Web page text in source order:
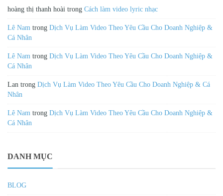
hoàng thị thanh hoài trong Cách làm video lyric nhạc
Lê Nam trong Dịch Vụ Làm Video Theo Yêu Cầu Cho Doanh Nghiệp &
Cá Nhân
Lê Nam trong Dịch Vụ Làm Video Theo Yêu Cầu Cho Doanh Nghiệp &
Cá Nhân
Lan trong Dịch Vụ Làm Video Theo Yêu Cầu Cho Doanh Nghiệp & Cá
Nhân
Lê Nam trong Dịch Vụ Làm Video Theo Yêu Cầu Cho Doanh Nghiệp &
Cá Nhân
DANH MỤC
BLOG